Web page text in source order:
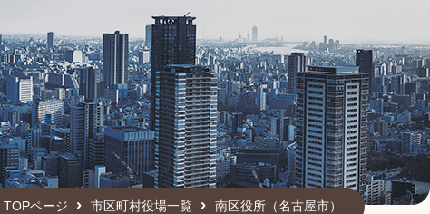
TOPページ 市区町村役場一覧 南区役所（名古屋市）